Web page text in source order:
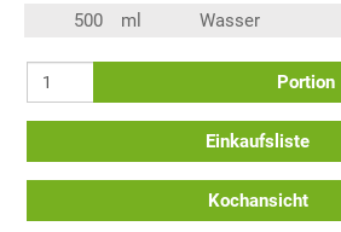
500
ml Wasser
Portion
Einkaufsliste
Kochansicht